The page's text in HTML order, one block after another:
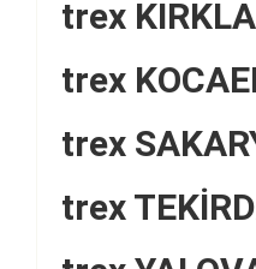
trex
trex
trex
trex